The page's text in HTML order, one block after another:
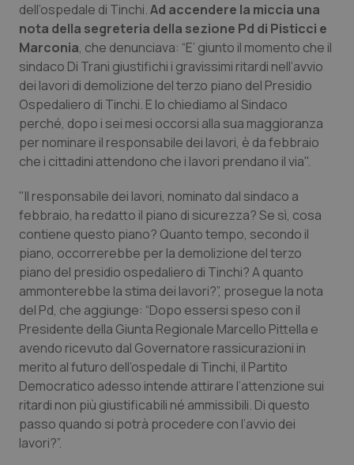
Basilicata
Calabria
Campania
Emilia-Romagna
Friuli Venezia Giulia
Lazio
Liguria
Lombardia
Marche
Molise
Piemonte
Artrite & artrosi
Asma & BPCO
Car-T
Colesterolo & coronaropatie
Dermatite Atopica
Diabete & glucometri
Disturbi dell’umore
Dolore
Donna & Salute
Epatiti
HIV
QS Club Newsletter
dell’ospedale di Tinchi.Ad accendere la miccia una
nota della segreteria della sezione Pd di Pisticci e
Marconia, che denunciava: “E’ giunto il momento che il
sindaco Di Trani giustifichi i gravissimi ritardi nell’avvio
dei lavori di demolizione del terzo piano del Presidio
Ospedaliero di Tinchi. E lo chiediamo al Sindaco
perché, dopo i sei mesi occorsi alla sua maggioranza
per nominare il responsabile dei lavori, è da febbraio
che i cittadini attendono che i lavori prendano il via".
"Il responsabile dei lavori, nominato dal sindaco a
febbraio, ha redatto il piano di sicurezza? Se sì, cosa
contiene questo piano? Quanto tempo, secondo il
piano, occorrerebbe per la demolizione del terzo
piano del presidio ospedaliero di Tinchi? A quanto
ammonterebbe la stima dei lavori?”, prosegue la nota
del Pd, che aggiunge: “Dopo essersi speso con il
Presidente della Giunta Regionale Marcello Pittella e
avendo ricevuto dal Governatore rassicurazioni in
merito al futuro dell’ospedale di Tinchi, il Partito
Democratico adesso intende attirare l’attenzione sui
ritardi non più giustificabili né ammissibili. Di questo
passo quando si potrà procedere con l’avvio dei
lavori?”.